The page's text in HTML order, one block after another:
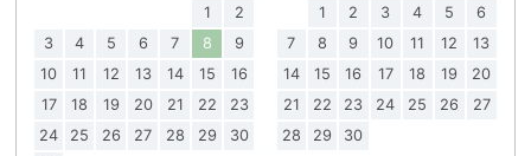
1
2
3
4 5 6 7 8
9
10
11 12 13 14 15
16
17
18 19 20 21 22
23
24
25 26 27 28 29
30
1
2 3 4 5
6
7
8 9 10 11 12
13
14
15 16 17 18 19
20
21
22 23 24 25 26
27
28
29 30